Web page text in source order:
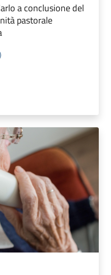
a conclusione del
pastorale